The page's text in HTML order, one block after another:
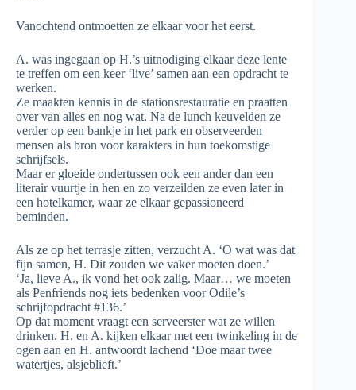
Vanochtend ontmoetten ze elkaar voor het eerst.
A. was ingegaan op H.’s uitnodiging elkaar deze lente
te treffen om een keer ‘live’ samen aan een opdracht te
werken.
Ze maakten kennis in de stationsrestauratie en praatten
over van alles en nog wat. Na de lunch keuvelden ze
verder op een bankje in het park en observeerden
mensen als bron voor karakters in hun toekomstige
schrijfsels.
Maar er gloeide ondertussen ook een ander dan een
literair vuurtje in hen en zo verzeilden ze even later in
een hotelkamer, waar ze elkaar gepassioneerd
beminden.
Als ze op het terrasje zitten, verzucht A. ‘O wat was dat
fijn samen, H. Dit zouden we vaker moeten doen.’
‘Ja, lieve A., ik vond het ook zalig. Maar… we moeten
als Penfriends nog iets bedenken voor Odile’s
schrijfopdracht #136.’
Op dat moment vraagt een serveerster wat ze willen
drinken. H. en A. kijken elkaar met een twinkeling in de
ogen aan en H. antwoordt lachend ‘Doe maar twee
watertjes, alsjeblieft.’